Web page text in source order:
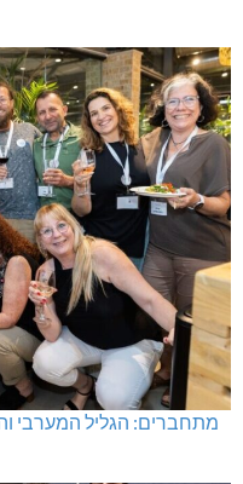
מתחברים: הגליל המערבי